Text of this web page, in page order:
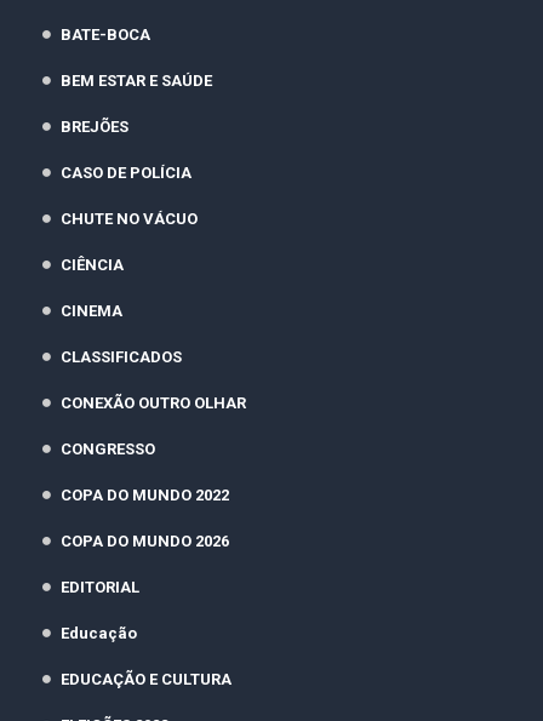
BATE-BOCA
BEM ESTAR E SAÚDE
BREJÕES
CASO DE POLÍCIA
CHUTE NO VÁCUO
CIÊNCIA
CINEMA
CLASSIFICADOS
CONEXÃO OUTRO OLHAR
CONGRESSO
COPA DO MUNDO 2022
COPA DO MUNDO 2026
EDITORIAL
Educação
EDUCAÇÃO E CULTURA